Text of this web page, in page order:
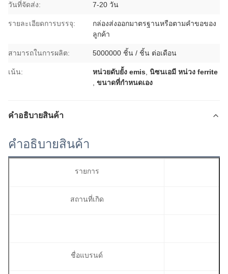
วันที่จัดส่ง: 7-20 วัน
รายละเอียดการบรรจุ:
กล่องส่งออกมาตรฐานหรือตามคำขอของ
ลูกค้า
สามารถในการผลิต: 5000000 ชิ้น / ชิ้น ต่อเดือน
เน้น: หน่วยดับยั้ง emis ,นิซนเอมี หน่วง ferrite
,ขนาดที่กําหนดเอง
คําอธิบายสินค้า
คําอธิบายสินค้า
รายการ
สถานที่เกิด
ชื่อแบรนด์